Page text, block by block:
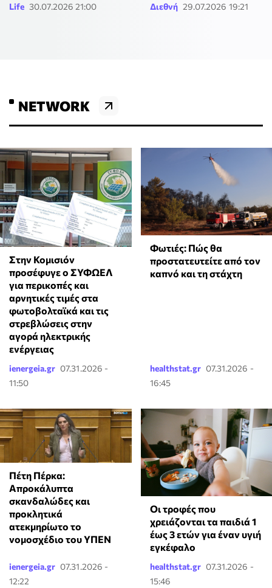
Life 30.07.2026 21:00 Διεθνή 29.07.2026 19:21
NETWORK
Στην Κομισιόν
προσέφυγε ο ΣΥΦΩΕΛ
για περικοπές και
αρνητικές τιμές στα
φωτοβολταϊκά και τις
στρεβλώσεις στην
αγορά ηλεκτρικής
ενέργειας
ienergeia.gr 07.31.2026 -
11:50
Φωτιές: Πώς θα
προστατευτείτε από τον
καπνό και τη στάχτη
healthstat.gr 07.31.2026 -
16:45
Πέτη Πέρκα:
Απροκάλυπτα
σκανδαλώδες και
προκλητικά
ατεκμηρίωτο το
νομοσχέδιο του ΥΠΕΝ
ienergeia.gr 07.31.2026 -
12:22
Οι τροφές που
χρειάζονται τα παιδιά 1
έως 3 ετών για έναν υγιή
εγκέφαλο
healthstat.gr 07.31.2026 -
15:46